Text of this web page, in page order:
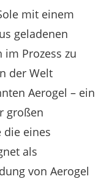
mit einem
geladenen
im Prozess zu
der Welt
Aerogel – ein
großen
eines
als
von Aerogel